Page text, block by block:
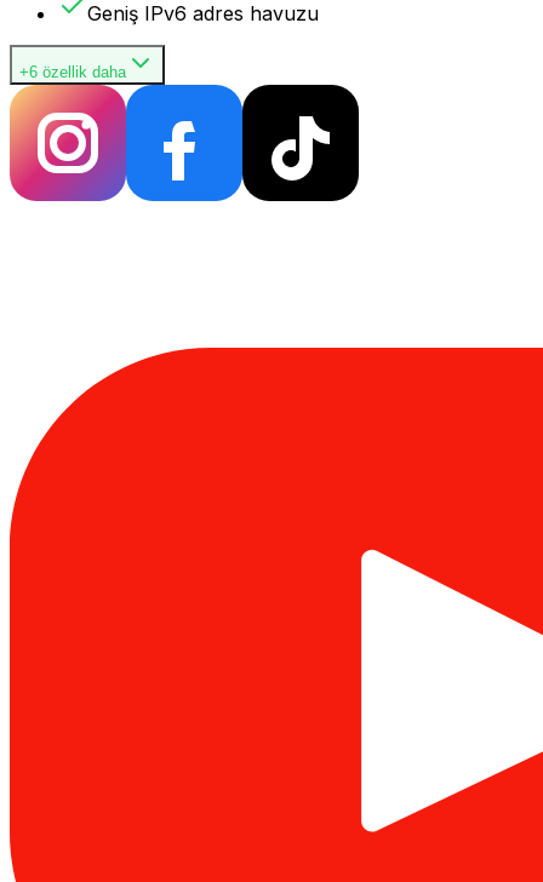
Geniş IPv6 adres havuzu
+6 özellik daha